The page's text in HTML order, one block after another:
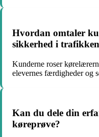
Hvordan omtaler
sikkerhed i
Kunderne roser
elevernes færdigheder og
Kan du dele din
køreprøve?